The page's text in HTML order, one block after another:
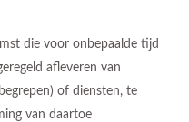
die voor onbepaalde tijd
afleveren van
of diensten, te
van daartoe